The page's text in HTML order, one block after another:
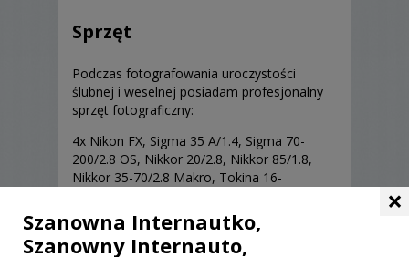
Sprzęt
Podczas fotografowania uroczystości
ślubnej i weselnej posiadam profesjonalny
sprzęt fotograficzny:
4x Nikon FX, Sigma 35 A/1.4, Sigma 70-
200/2.8 OS, Nikkor 20/2.8, Nikkor 85/1.8,
Nikkor 35-70/2.8 Makro, Tokina 16-
×
Szanowna Internautko,
Szanowny Internauto,